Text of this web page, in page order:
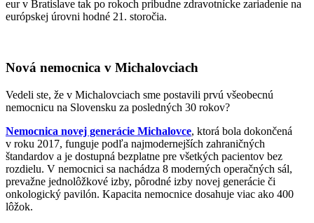
eur v Bratislave tak po rokoch pribudne zdravotnícke zariadenie na
európskej úrovni hodné 21. storočia.
Nová nemocnica v Michalovciach
Vedeli ste, že v Michalovciach sme postavili prvú všeobecnú
nemocnicu na Slovensku za posledných 30 rokov?
Nemocnica novej generácie Michalovce, ktorá bola dokončená
v roku 2017, funguje podľa najmodernejších zahraničných
štandardov a je dostupná bezplatne pre všetkých pacientov bez
rozdielu. V nemocnici sa nachádza 8 moderných operačných sál,
prevažne jednolôžkové izby, pôrodné izby novej generácie či
onkologický pavilón. Kapacita nemocnice dosahuje viac ako 400
lôžok.